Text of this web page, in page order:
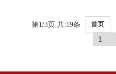
第1/3页 共:19条